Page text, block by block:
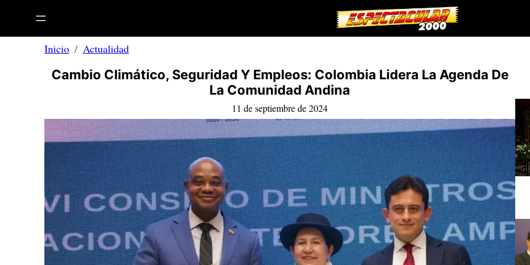
contenido
Inicio Actualidad
Cambio Climático, Seguridad Y Empleos: Colombia Lidera La Agenda De
La Comunidad Andina
11 de septiembre de 2024